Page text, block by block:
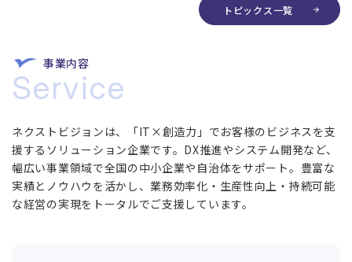
トピックス一覧
事業内容
Service
ネクストビジョンは、「IT×創造力」でお客様のビジネスを支
援するソリューション企業です。DX推進やシステム開発など、
幅広い事業領域で全国の中小企業や自治体をサポート。豊富な
実績とノウハウを活かし、業務効率化・生産性向上・持続可能
な経営の実現をトータルでご支援しています。